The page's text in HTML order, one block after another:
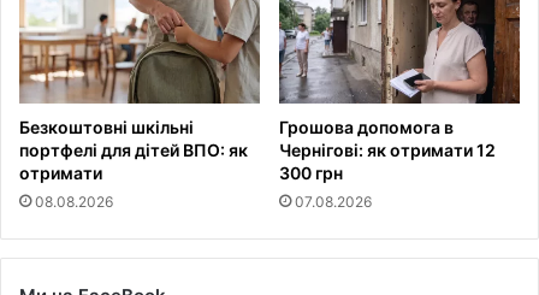
Безкоштовні шкільні
портфелі для дітей ВПО: як
отримати
08.08.2026
Грошова допомога в
Чернігові: як отримати 12
300 грн
07.08.2026